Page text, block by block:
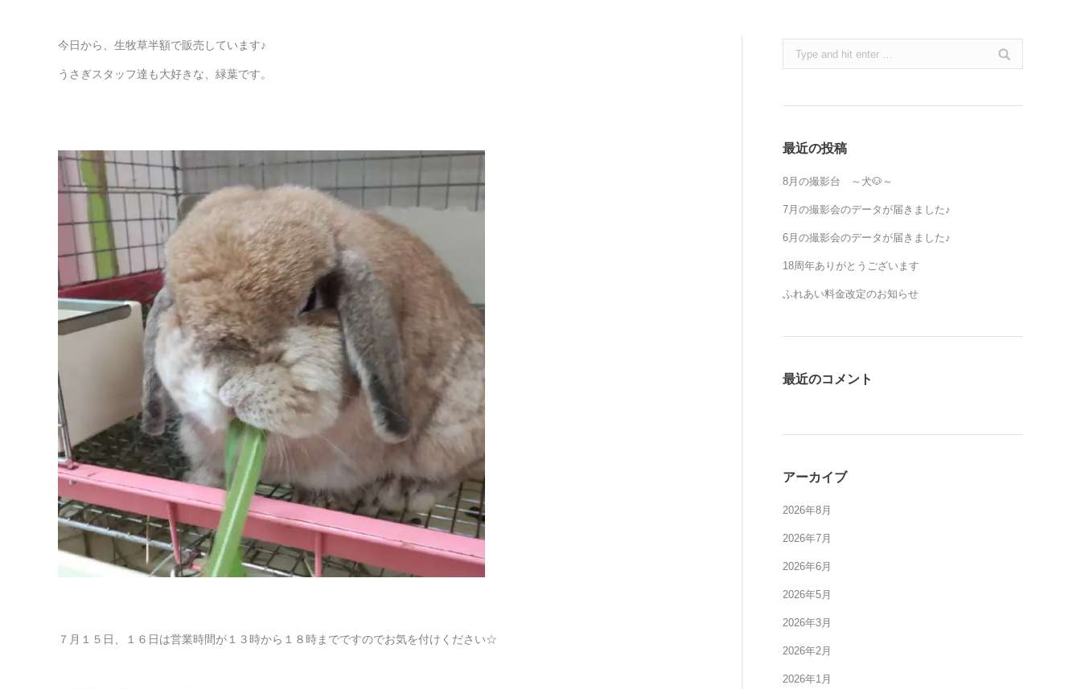
今日から、生牧草半額で販売しています♪
うさぎスタッフ達も大好きな、緑葉です。
７月１５日、１６日は営業時間が１３時から１８時までですのでお気を付けください☆
Search:
最近の投稿
8月の撮影台 ～犬🐶～
7月の撮影会のデータが届きました♪
6月の撮影会のデータが届きました♪
18周年ありがとうございます
ふれあい料金改定のお知らせ
最近のコメント
アーカイブ
2026年8月
2026年7月
2026年6月
2026年5月
2026年3月
2026年2月
2026年1月